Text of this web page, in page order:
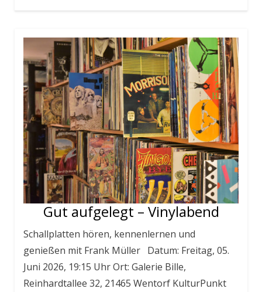
Gut aufgelegt – Vinylabend
Schallplatten hören, kennenlernen und
genießen mit Frank Müller Datum: Freitag, 05.
Juni 2026, 19:15 Uhr Ort: Galerie Bille,
Reinhardtallee 32, 21465 Wentorf KulturPunkt